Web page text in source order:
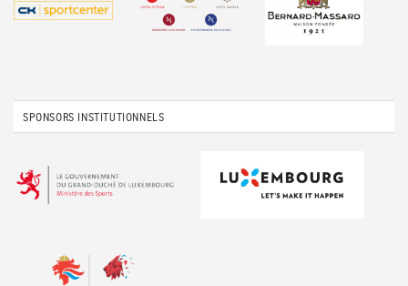
SPONSORS INSTITUTIONNELS